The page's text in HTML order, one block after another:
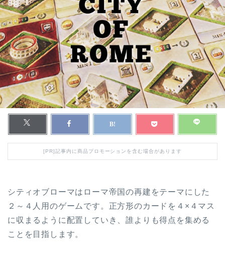
[PR]記事内に商品プロモーションを含む場合があります
シティオブローマはローマ帝国の再建をテーマにした
２～４人用のゲームです。正方形のカードを４×４マス
に収まるように配置していき、誰よりも得点を集める
ことを目指します。